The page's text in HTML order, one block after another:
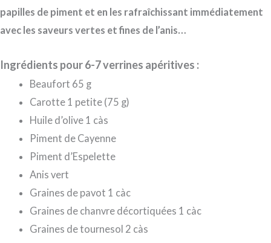
papilles de piment et en les rafraîchissant immédiatement
avec les saveurs vertes et fines de l’anis…
Ingrédients pour 6-7 verrines apéritives :
Beaufort 65 g
Carotte 1 petite (75 g)
Huile d’olive 1 càs
Piment de Cayenne
Piment d’Espelette
Anis vert
Graines de pavot 1 càc
Graines de chanvre décortiquées 1 càc
Graines de tournesol 2 càs